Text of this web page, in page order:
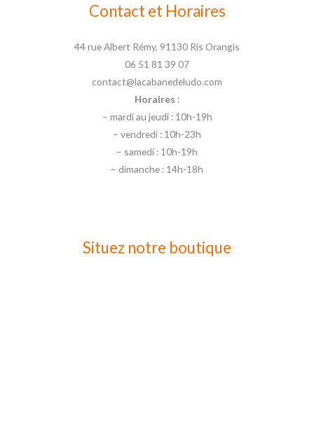
Contact et Horaires
44 rue Albert Rémy, 91130 Ris Orangis
06 51 81 39 07
contact@lacabanedeludo.com
Horaires :
– mardi au jeudi : 10h-19h
– vendredi : 10h-23h
– samedi : 10h-19h
– dimanche : 14h-18h
Situez notre boutique